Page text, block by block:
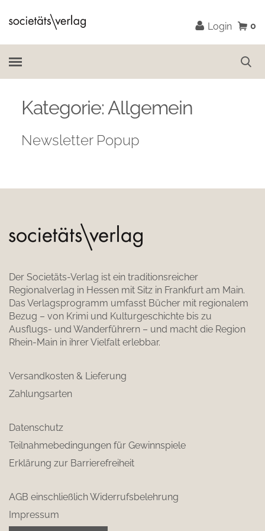
Login 0
Kategorie: Allgemein
Newsletter Popup
Der Societäts-Verlag ist ein traditionsreicher
Regionalverlag in Hessen mit Sitz in Frankfurt am Main.
Das Verlagsprogramm umfasst Bücher mit regionalem
Bezug – von Krimi und Kulturgeschichte bis zu
Ausflugs- und Wanderführern – und macht die Region
Rhein-Main in ihrer Vielfalt erlebbar.
Versandkosten & Lieferung
Zahlungsarten
Datenschutz
Teilnahmebedingungen für Gewinnspiele
Erklärung zur Barrierefreiheit
AGB einschließlich Widerrufsbelehrung
Impressum